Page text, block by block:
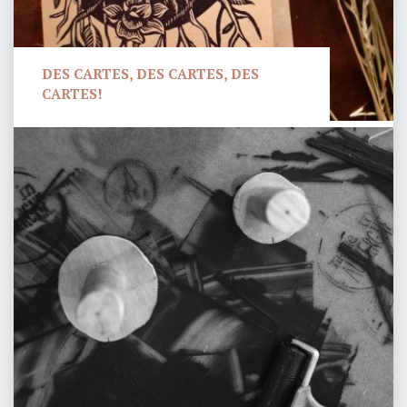
La linogravure, consiste à graver à l'aide de
retire ce qui doit rester blanc, l'encre se dépose
sur...
LIRE LA SUITE
"LINOGRAVURE
SUR
LES
OBJETS"
Fresques
murales
FRESQUES MURALES
Ce que j'aime avec la peinture c'est que
l'apprentissage est infini: l'intensité des couleurs,